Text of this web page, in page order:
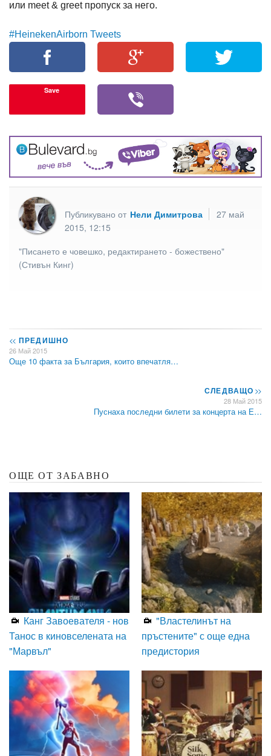
или meet & greet пропуск за него.
#HeinekenAirborn Tweets
Save
Публикувано от Нели Димитрова
27 май
2015, 12:15
"Писането е човешко, редактирането - божествено"
(Стивън Кинг)
<< ПРЕДИШНО
26 Май 2015
Още 10 факта за България, които впечатля…
СЛЕДВАЩО>>
28 Май 2015
Пуснаха последни билети за концерта на Е…
ОЩЕ ОТ ЗАБАВНО
Канг Завоевателя - нов
Танос в киновселената на
"Марвъл"
"Властелинът на
пръстените" с още една
предистория